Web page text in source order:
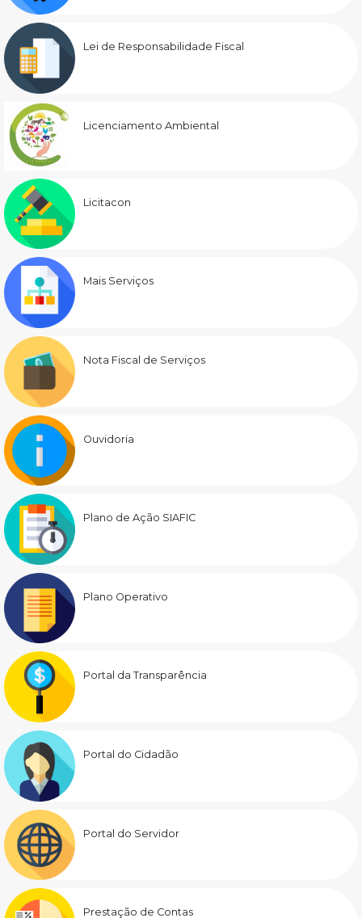
Lei de Responsabilidade Fiscal
Licenciamento Ambiental
Licitacon
Mais Serviços
Nota Fiscal de Serviços
Ouvidoria
Plano de Ação SIAFIC
Plano Operativo
Portal da Transparência
Portal do Cidadão
Portal do Servidor
Prestação de Contas